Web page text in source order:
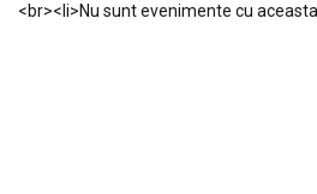
<br><li>Nu sunt evenimente cu